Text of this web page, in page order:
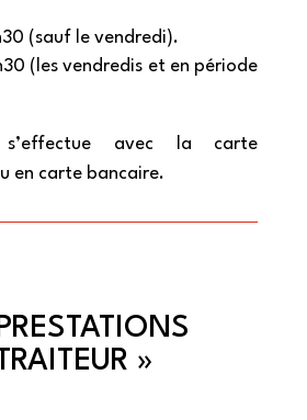
(sauf le vendredi).
(les vendredis et en période
avec la carte
en carte bancaire.
»